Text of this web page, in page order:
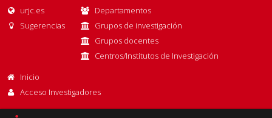
urjc.es
Sugerencias
Departamentos
Grupos de investigación
Grupos docentes
Centros/Institutos de Investigación
Inicio
Acceso Investigadores